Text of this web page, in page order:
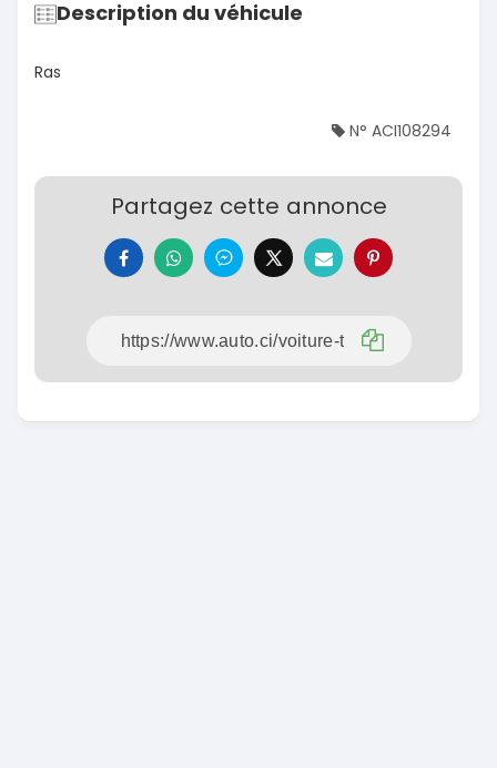
Description du véhicule
Ras
N° ACI108294
Partagez cette annonce